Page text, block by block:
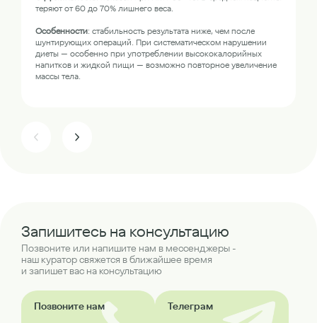
теряют от 60 до 70% лишнего веса.
Особенности: стабильность результата ниже, чем после
шунтирующих операций. При систематическом нарушении
диеты — особенно при употреблении высококалорийных
напитков и жидкой пищи — возможно повторное увеличение
массы тела.
Запишитесь на консультацию
Позвоните или напишите нам в мессенджеры -
наш куратор свяжется в ближайшее время
и запишет вас на консультацию
Позвоните нам Телеграм